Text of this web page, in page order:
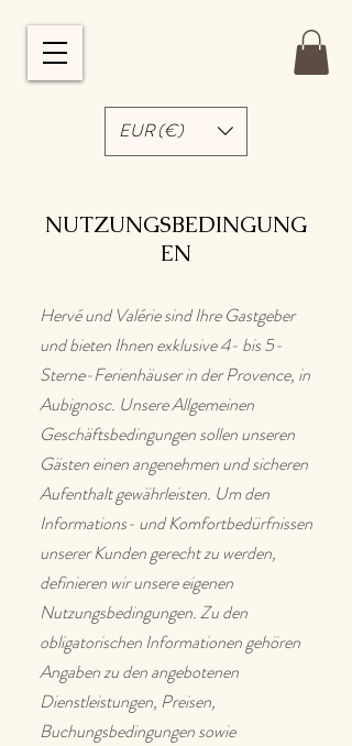
EUR (€)
NUTZUNGSBEDINGUNG
EN
Hervé und Valérie sind Ihre Gastgeber
und bieten Ihnen exklusive 4- bis 5-
Sterne-Ferienhäuser in der Provence, in
Aubignosc. Unsere Allgemeinen
Geschäftsbedingungen sollen unseren
Gästen einen angenehmen und sicheren
Aufenthalt gewährleisten. Um den
Informations- und Komfortbedürfnissen
unserer Kunden gerecht zu werden,
definieren wir unsere eigenen
Nutzungsbedingungen. Zu den
obligatorischen Informationen gehören
Angaben zu den angebotenen
Dienstleistungen, Preisen,
Buchungsbedingungen sowie